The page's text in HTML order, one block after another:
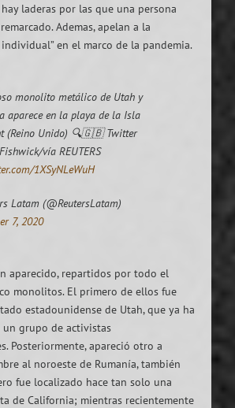
hay laderas por las que una persona
Ademas, apelan a la
en el marco de la pandemia.
monolito metálico de Utah y
aparece en la playa de la Isla
(Reino Unido) 🔍🇬🇧 Twitter
vía REUTERS
1XSyNLeWuH
Latam (@ReutersLatam)
7, 2020
aparecido, repartidos por todo el
monolitos. El primero de ellos fue
estadounidense de Utah, que ya ha
grupo de activistas
Posteriormente, apareció otro a
al noroeste de Rumanía, también
fue localizado hace tan solo una
de California; mientras recientemente